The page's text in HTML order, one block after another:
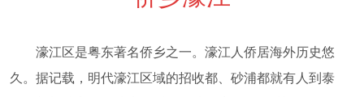
濠江区是粤东著名侨乡之一。濠江人侨居海外历史悠
久。据记载，明代濠江区域的招收都、砂浦都就有人到泰